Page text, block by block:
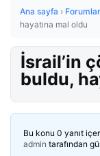
Ana sayfa › Forumlar
hayatına mal oldu
İsrail’in
buldu,
Bu konu 0 yanıt
admin tarafından